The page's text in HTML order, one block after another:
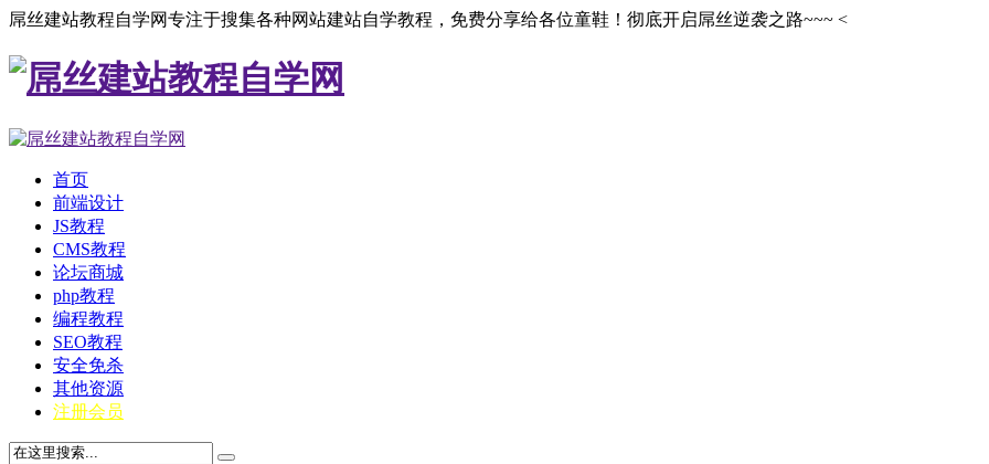
屌丝建站教程自学网专注于搜集各种网站建站自学教程，免费分享给各位童鞋！彻底开启屌丝逆袭之路~~~ <
首页
前端设计
JS教程
CMS教程
论坛商城
php教程
编程教程
SEO教程
安全免杀
其他资源
注册会员